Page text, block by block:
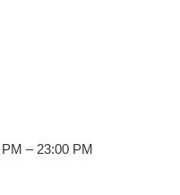
– 23:00 PM